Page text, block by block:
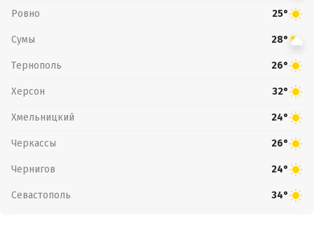
Ровно 25°
Сумы 28°
Тернополь 26°
Херсон 32°
Хмельницкий 24°
Черкассы 26°
Чернигов 24°
Севастополь 34°